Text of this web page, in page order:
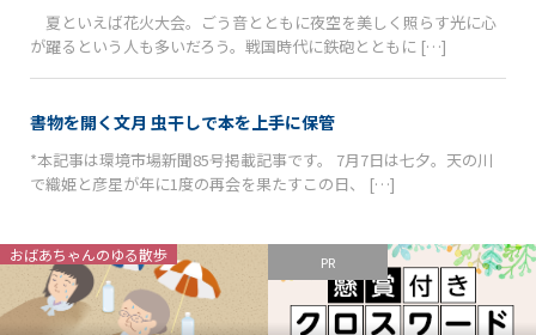
夏といえば花火大会。ごう音とともに夜空を美しく照らす光に心
が躍るという人も多いだろう。戦国時代に鉄砲とともに […]
書物を開く文月 虫干しで本を上手に保管
*本記事は環境市場新聞85号掲載記事です。 7月7日は七夕。天の川
で織姫と彦星が年に1度の再会を果たすこの日、 […]
おばあちゃんのゆる散歩 PR